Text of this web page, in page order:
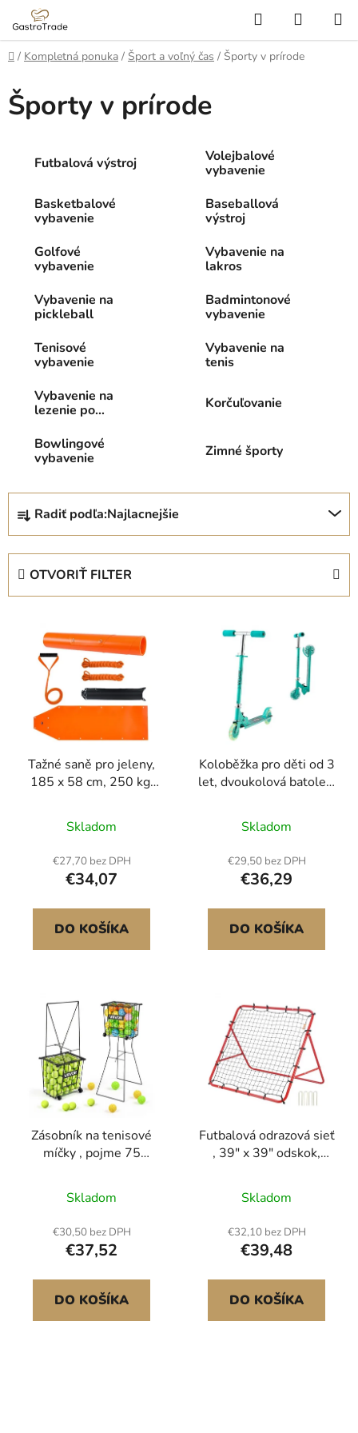
Prejsť
obsah
Hľadať
KOŠÍK
Domov
/ Kompletná ponuka / Šport a voľný čas / Športy v prírode
Športy v prírode
Futbalová výstroj
Volejbalové
vybavenie
Basketbalové
vybavenie
Baseballová
výstroj
Golfové
vybavenie
Vybavenie na
lakros
Vybavenie na
pickleball
Badmintonové
vybavenie
Tenisové
vybavenie
Vybavenie na
tenis
Vybavenie na
lezenie po
Korčuľovanie
Bowlingové
vybavenie
Zimné športy
R
d
Radiť podľa:Najlacnejšie
OTVORIŤ FILTER
Tažné saně pro jeleny,
185 x 58 cm, 250 kg,
odolného PE kluzáku s
lany a rukojetí, zesílený
nosič zvěře pro rybaření
na ledě, tahání dřeva a
lov.
Skladom
€27,70 bez DPH
€34,07
DO KOŠÍKA
Koloběžka pro děti od 3
let, dvoukolová batolecí
kolečky, nastavitelná
výška řídítek, široká
protiskluzová deska,
skládací lehký rám pro
chlapce a dívky do 49,9
kg, zelený rám z
hliníkové slitiny,
Skladom
€29,50 bez DPH
€36,29
DO KOŠÍKA
Zásobník na tenisové
míčky , pojme 75
na pickleball s kolečky
pro snadné zvedání,
přenosný koš na
pickleball s odolnou
konstrukcí, rukojeť, pro
trénink a přenášení a
skladování
Skladom
€30,50 bez DPH
€37,52
DO KOŠÍKA
Futbalová odrazová sieť
, 39" x 39" odskok,
tréningové darčeky,
bránková sieť s plne
nastaviteľným uhlom,
pomôcky a vybavenie
pre deti, tínedžerov a
všetky vekové
kategórie, jednoduché
Skladom
€32,10 bez DPH
€39,48
DO KOŠÍKA